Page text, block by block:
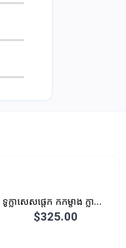
ទូក្លាសេសផ្តេក កកម្ខាង ក្លាស្សេ
ម្ខាង បណ្តោយ 1.2M 296L
$325.00